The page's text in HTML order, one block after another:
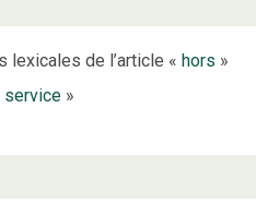
lexicales de l’article «hors »
service »